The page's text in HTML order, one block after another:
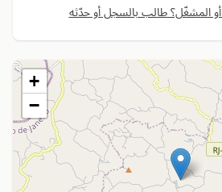
المشغّل؟ طالب بالسجل أو حدّثه
+
−